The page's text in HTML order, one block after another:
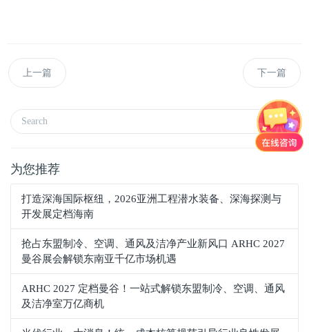
上一篇 下一篇
为您推荐
打造深海国际枢纽，2026亚洲工程潜水装备、深海探测与
开发展定档海南
抢占东盟制冷、空调、通风及洁净产业新风口 ARHC 2027
曼谷展会解锁东南亚千亿市场机遇
ARHC 2027 定档曼谷！一站式解锁东盟制冷、空调、通风
及洁净室万亿商机